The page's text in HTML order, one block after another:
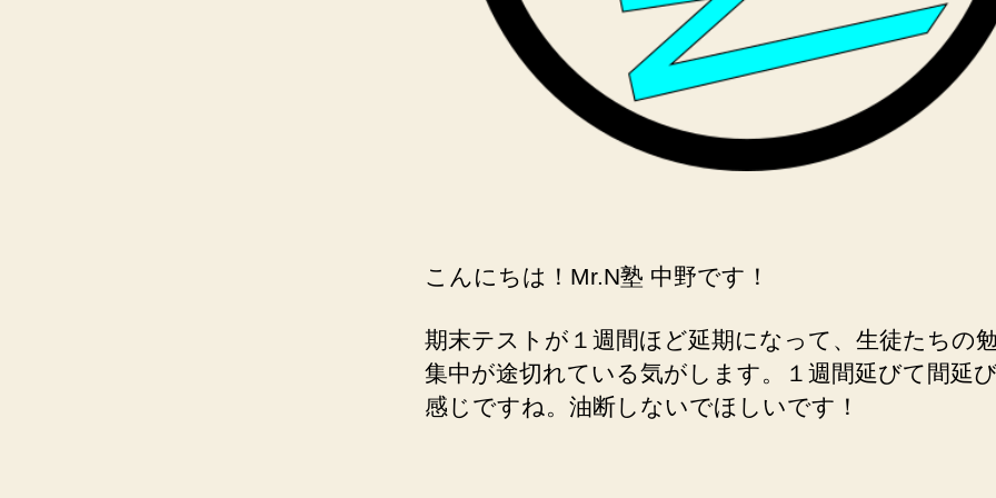
こんにちは！Mr.N塾 中野です！
期末テストが１週間ほど延期になって、生徒たちの
集中が途切れている気がします。１週間延びて間延
感じですね。油断しないでほしいです！